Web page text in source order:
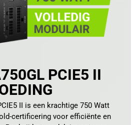
PCIE5 II
II is een krachtige 750 Watt
certificering voor efficiënte en